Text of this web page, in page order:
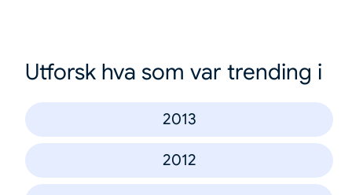
Utforsk hva som var trending i
2013
2012